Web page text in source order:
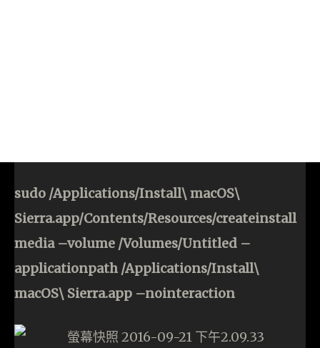
sudo /Applications/Install\ macOS\
Sierra.app/Contents/Resources/createinstall
media –volume /Volumes/Untitled –
applicationpath /Applications/Install\
macOS\ Sierra.app –nointeraction